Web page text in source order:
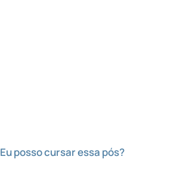
Eu posso cursar essa pós?